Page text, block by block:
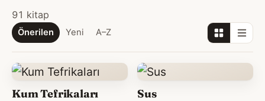
91 kitap
Önerilen Yeni A–Z
Kum Tefrikaları Sus